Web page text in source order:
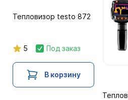
Тепловизор testo 872
5 Под заказ
В корзину